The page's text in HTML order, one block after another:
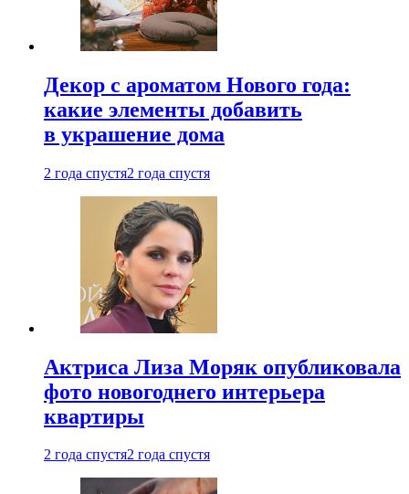
Декор с ароматом Нового года:
какие элементы добавить
в украшение дома
2 года спустя2 года спустя
Актриса Лиза Моряк опубликовала
фото новогоднего интерьера
квартиры
2 года спустя2 года спустя